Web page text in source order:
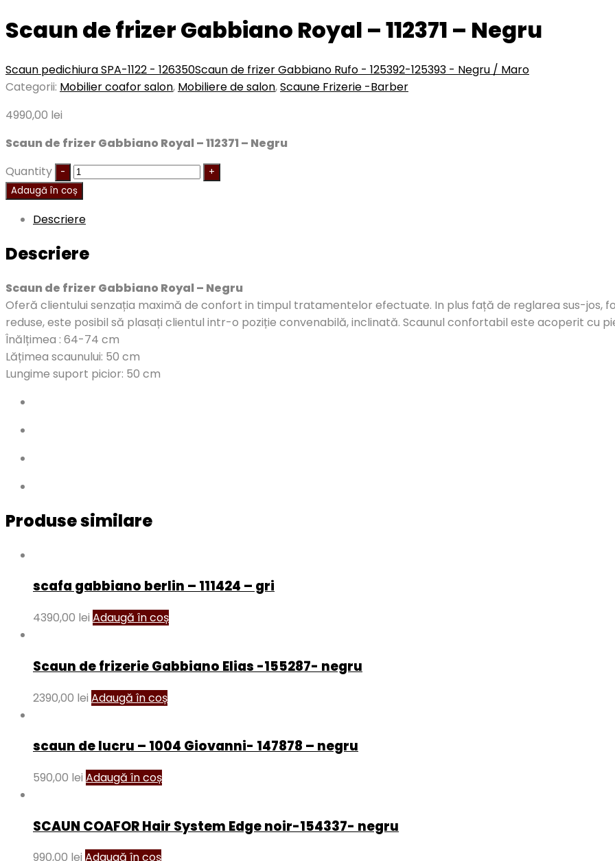
Scaun de frizer Gabbiano Royal – 112371 – Negru
Scaun pedichiura SPA-1122 - 126350Scaun de frizer Gabbiano Rufo - 125392-125393 - Negru / Maro
Categorii: Mobilier coafor salon, Mobiliere de salon,Scaune Frizerie -Barber
4990,00 lei
Scaun de frizer Gabbiano Royal – 112371 – Negru
Quantity
Adaugă în coș
Descriere
Descriere
Scaun de frizer Gabbiano Royal – Negru
Oferă clientului senzația maximă de confort in timpul tratamentelor efectuate. In plus față de reglarea sus-jos,
reduse, este posibil să plasați clientul intr-o poziție convenabilă, inclinată. Scaunul confortabil este acoperit cu
Înălțimea : 64-74 cm
Lățimea scaunului: 50 cm
Lungime suport picior: 50 cm
Produse similare
scafa gabbiano berlin – 111424 – gri
4390,00 lei Adaugă în coș
Scaun de frizerie Gabbiano Elias -155287- negru
2390,00 lei Adaugă în coș
scaun de lucru – 1004 Giovanni- 147878 – negru
590,00 lei Adaugă în coș
SCAUN COAFOR Hair System Edge noir-154337- negru
990,00 lei Adaugă în coș